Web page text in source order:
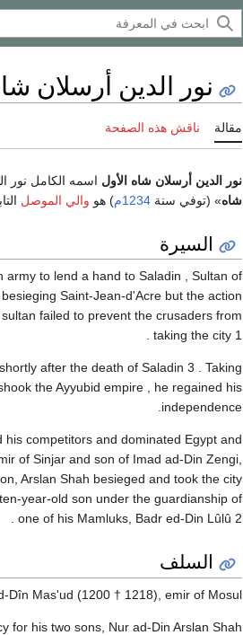
نور الدين أرسلان
مقالة ناقش هذه الصفحة
نور الدين أرسلان شاه الأول اسمه الكامل نور
شاه» (توفي سنة 1234م ) هو والي الموصل
السيرة
army to lend a hand to Saladin , Sultan of
Saint-Jean-d'Acre but the action
failed to prevent the crusaders from
taking the city 1 .
after the death of Saladin 3 . Taking
the Ayyubid empire , he regained his
independence.
competitors and dominated Egypt and
of Sinjar and son of Imad ad-Din Zengi,
Arslan Shah besieged and took the city
year-old son under the guardianship of
one of his Mamluks, Badr ed-Din Lûlû 2 .
السلف
Dîn Mas'ud (1200 † 1218), emir of Mosul.
for his two sons, Nur ad-Din Arslan Shah